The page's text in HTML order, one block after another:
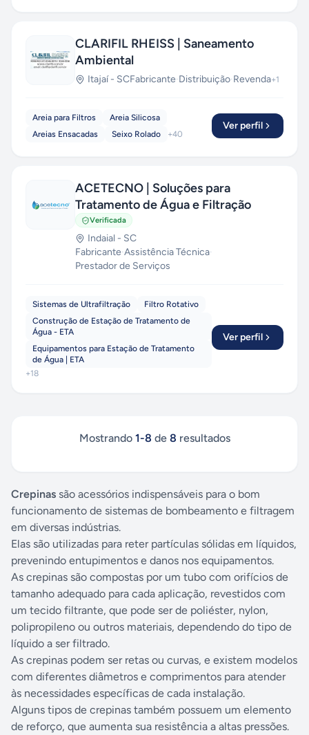
CLARIFIL RHEISS | Saneamento
Ambiental
Itajaí- SCFabricante·Distribuição·Revenda+1
Areia para Filtros
Areia Silicosa
Areias Ensacadas
Seixo Rolado +40
Ver perfil
ACETECNO | Soluções para
Tratamento de Água e Filtração
Verificada
Indaial - SC
Fabricante·Assistência Técnica·
Prestador de Serviços
Sistemas de Ultrafiltração
Filtro Rotativo
Construção de Estação de Tratamento de
Água - ETA
Equipamentos para Estação de Tratamento
de Água | ETA
+18
Ver perfil
Mostrando 1-8 de 8 resultados
Crepinas são acessórios indispensáveis para o bom
funcionamento de sistemas de bombeamento e filtragem
em diversas indústrias.
Elas são utilizadas para reter partículas sólidas em líquidos,
prevenindo entupimentos e danos nos equipamentos.
As crepinas são compostas por um tubo com orifícios de
tamanho adequado para cada aplicação, revestidos com
um tecido filtrante, que pode ser de poliéster, nylon,
polipropileno ou outros materiais, dependendo do tipo de
líquido a ser filtrado.
As crepinas podem ser retas ou curvas, e existem modelos
com diferentes diâmetros e comprimentos para atender
às necessidades específicas de cada instalação.
Alguns tipos de crepinas também possuem um elemento
de reforço, que aumenta sua resistência a altas pressões.